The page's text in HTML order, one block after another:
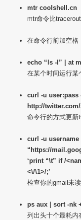
mtr coolshell.cn
mtr命令比
在命令行前加空格
echo “ls -l” | at
在某个时间运行某
curl -u user:pass
http://
命令行的方式更新
curl -u username
“https://
‘print “\t” if /
<\/\1>/;’
检查你的gmail未
ps aux | sort -nk
列出头十个最耗内